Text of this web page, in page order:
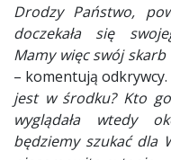
Drodzy Państwo,
doczekała się
Mamy więc swój
– komentują odkrywcy.
jest w środku? Kto go
wyglądała wtedy
będziemy szukać dla